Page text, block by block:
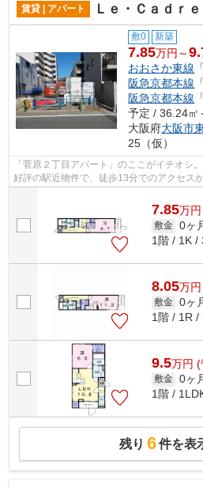
賃貸 | アパート Ｌｅ・Ｃａｄｒｅ
敷0 新築
7.85万円～
おおさか東線 「
阪急京都本線
阪急京都本線 「
予定 / 36.24㎡
大阪府大阪市
25（仮）
「菅原２丁目アパート」のここがイチオシ
好評の駅近物件で、徒歩13分でのアクセス
7.85万円
敷金 0ヶ
1階 / 1K /
8.05万円
敷金 0ヶ
1階 / 1R /
9.5万円 (
敷金 0ヶ
1階 /
残り 6件を表